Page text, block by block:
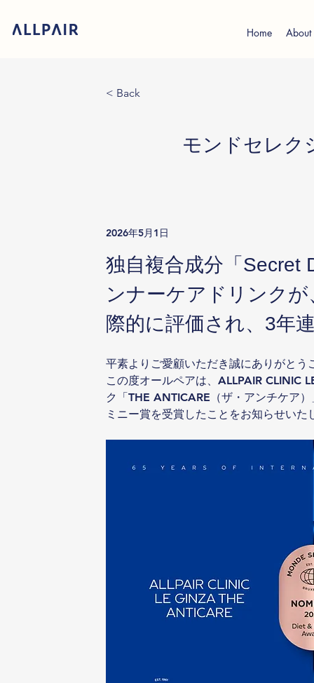
Home About
< Back
モンドセレク
2026年5月1日
独自複合成分「Secret
ンナーケアドリンク
際的に評価され、3年
平素よりご愛顧いただき誠にありがとう
この度オールペアは、ALLPAIR CLINIC
ク「THE ANTICARE（ザ・アンチケア
ミニー賞を受賞したことをお知らせいた